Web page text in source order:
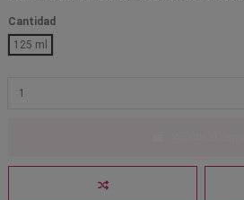
Cantidad
125 ml